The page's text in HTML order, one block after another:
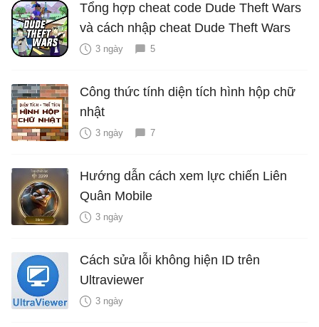
Tổng hợp cheat code Dude Theft Wars
và cách nhập cheat Dude Theft Wars
3 ngày 5
Công thức tính diện tích hình hộp chữ
nhật
3 ngày 7
Hướng dẫn cách xem lực chiến Liên
Quân Mobile
3 ngày
Cách sửa lỗi không hiện ID trên
Ultraviewer
3 ngày